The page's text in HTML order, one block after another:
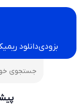
بزودیدانلود